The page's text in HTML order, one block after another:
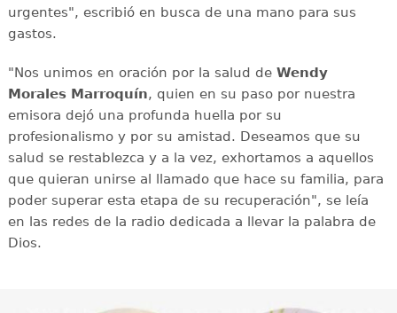
urgentes", escribió en busca de una mano para sus
gastos.
"Nos unimos en oración por la salud de Wendy
Morales Marroquín, quien en su paso por nuestra
emisora dejó una profunda huella por su
profesionalismo y por su amistad. Deseamos que su
salud se restablezca y a la vez, exhortamos a aquellos
que quieran unirse al llamado que hace su familia, para
poder superar esta etapa de su recuperación", se leía
en las redes de la radio dedicada a llevar la palabra de
Dios.